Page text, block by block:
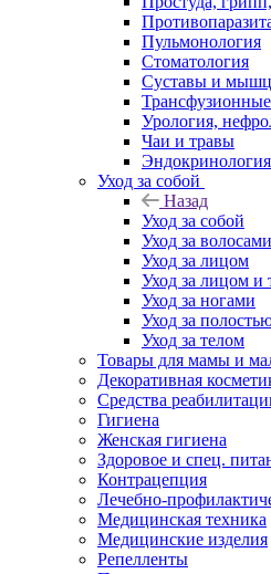
Пульмонология
Стоматология
Суставы и
Трансфузионные
Урология,
Чаи и травы
Эндокринология
Уход за собой
Назад
Уход за собой
Уход за волосами
Уход за лицом
Уход за лицом и
Уход за ногами
Уход за
Уход за телом
Товары для мамы и
Декоративная
Средства
Гигиена
Женская гигиена
Здоровое и спец.
Контрацепция
Лечебно-
Медицинская техника
Медицинские изделия
Репелленты